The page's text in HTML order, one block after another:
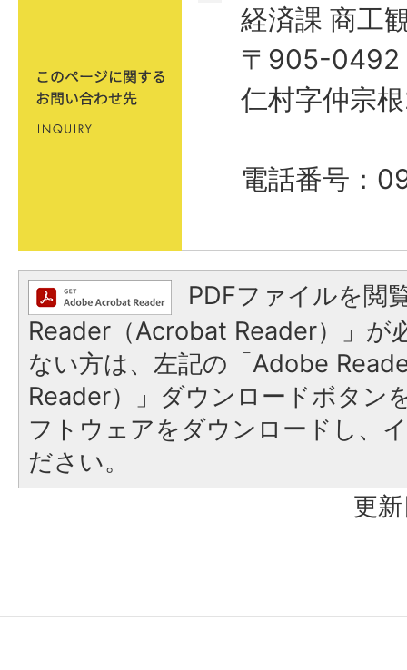
経済課 商工
〒905-0492
仁村字仲宗
電話番号：
PDFファイルを閲
Reader（Acrobat Reader）」が
ない方は、左記の「Adobe
Reader）」ダウンロードボタン
フトウェアをダウンロードし、
ださい。
更